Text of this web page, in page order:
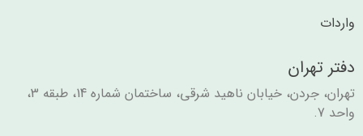
واردات
دفتر تهران
تهران، جردن، خیابان ناهید شرقی، ساختمان شماره 14، طبقه 3،
واحد 7.